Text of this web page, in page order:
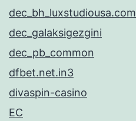
dec_bh_luxstudiousa.com
dec_galaksigezgini
dec_pb_common
dfbet.net.in3
divaspin-casino
EC